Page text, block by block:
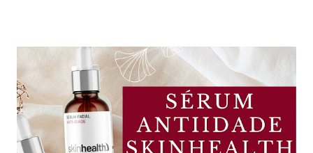
Lima. Compartilhando dicas de produtos, resenhas, rotinas de
beleza, bem-estar e autoestima. TOP 10 BASES BARATINHAS
Escolher uma boa base para a maquiagem não é algo tão simples.
Afinal temos que avaliar para qual tipo de pele, tonalidade,
subtom, ativos (se for o caso) e ainda o preço. Neste vídeo do